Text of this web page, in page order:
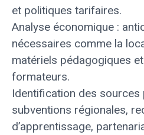
et politiques tarifaires.
Analyse économique :
nécessaires comme la
matériels pédagogiques
formateurs.
Identification des
subventions régionales,
d’apprentissage,